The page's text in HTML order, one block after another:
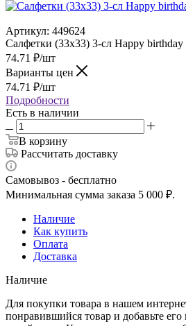
Артикул: 449624
Салфетки (33х33) 3-сл Happy
74.71 ₽/шт
Варианты цен
74.71 ₽/шт
Подробности
Есть в наличии
В корзину
Рассчитать доставку
Самовывоз - бесплатно
Минимальная сумма заказа 5 000 ₽.
Наличие
Как купить
Оплата
Доставка
Наличие
Для покупки товара в нашем
понравившийся товар и добавьте его